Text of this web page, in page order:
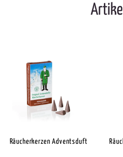
Räucherkerzen Adventsduft